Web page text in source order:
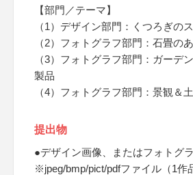
【部門／テーマ】
（1）デザイン部門：くつろぎの
（2）フォトグラフ部門：石畳の
（3）フォトグラフ部門：ガーデ
製品
（4）フォトグラフ部門：景観＆
提出物
●デザイン画像、またはフォトグ
※jpeg/bmp/pict/pdfファイル（1作